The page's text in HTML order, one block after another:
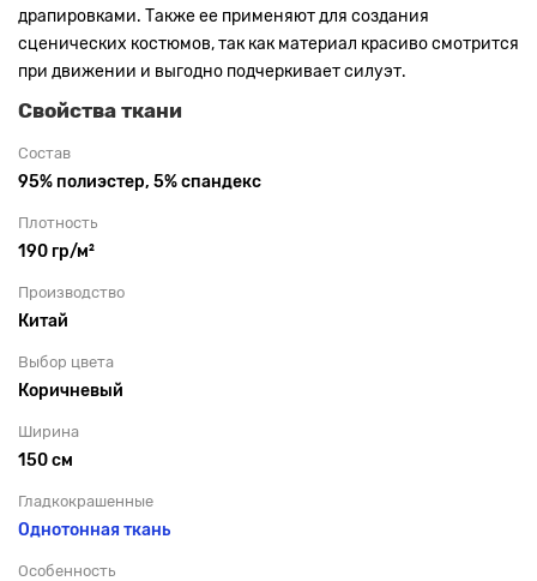
драпировками. Также ее применяют для создания
сценических костюмов, так как материал красиво смотрится
при движении и выгодно подчеркивает силуэт.
Свойства ткани
Состав
95% полиэстер, 5% спандекс
Плотность
190 гр/м²
Производство
Китай
Выбор цвета
Коричневый
Ширина
150 см
Гладкокрашенные
Однотонная ткань
Особенность